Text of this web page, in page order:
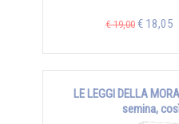
€ 19,00 € 18,05
LE LEGGI DELLA
semina,